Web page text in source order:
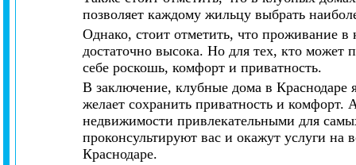
позволяет каждому жильцу выбрать
Однако, стоит отметить, что проживание в
достаточно высока. Но для тех, кто может
себе роскошь, комфорт и приватность.
В заключение, клубные дома в Краснодаре
желает сохранить приватность и
недвижимости привлекательными для
проконсультируют вас и окажут услуги на
Краснодаре.